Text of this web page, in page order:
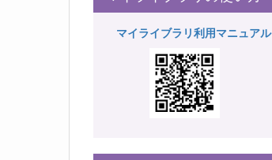
マイライブラリ利用マニュアル